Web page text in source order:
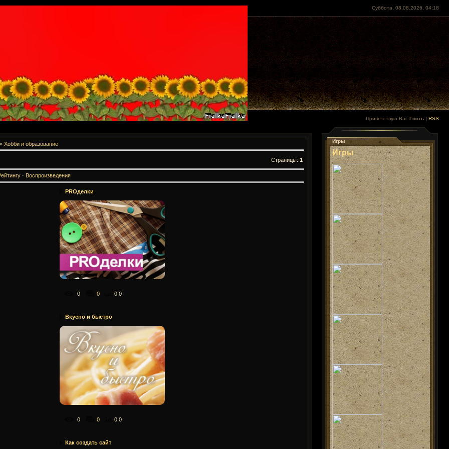
Суббота, 08.08.2026, 04:18
Приветствую Вас Гость | RSS
Хобби и образование
Страницы: 1
· Воспроизведения
PROделки
0 0 0.0
Вкусно и быстро
0 0 0.0
Как создать сайт
Игры
Игры